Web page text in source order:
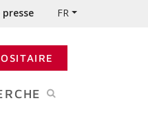
presse FR